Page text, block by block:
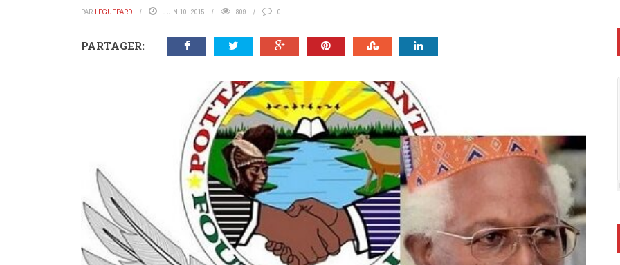
PAR LEGUEPARD JUIN 10, 2015 809 0
PARTAGER: